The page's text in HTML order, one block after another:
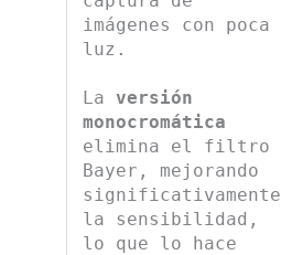
imágenes con poca
luz.
La versión
monocromática
elimina el filtro
Bayer, mejorando
significativamente
la sensibilidad,
lo que lo hace